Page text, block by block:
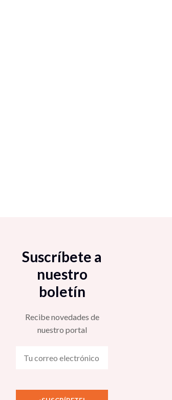
Suscríbete a
nuestro
boletín
Recibe novedades de
nuestro portal